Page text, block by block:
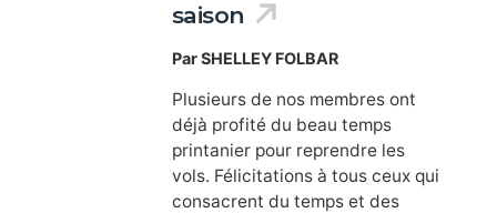
saison
Par SHELLEY FOLBAR
Plusieurs de nos membres ont
déjà profité du beau temps
printanier pour reprendre les
vols. Félicitations à tous ceux qui
consacrent du temps et des